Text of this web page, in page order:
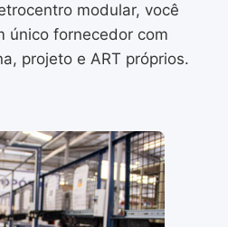
modular, você
único fornecedor com
projeto e ART próprios.